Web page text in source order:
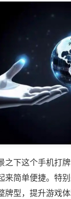
之下这个手机打
来简单便捷。特
牌型，提升游戏